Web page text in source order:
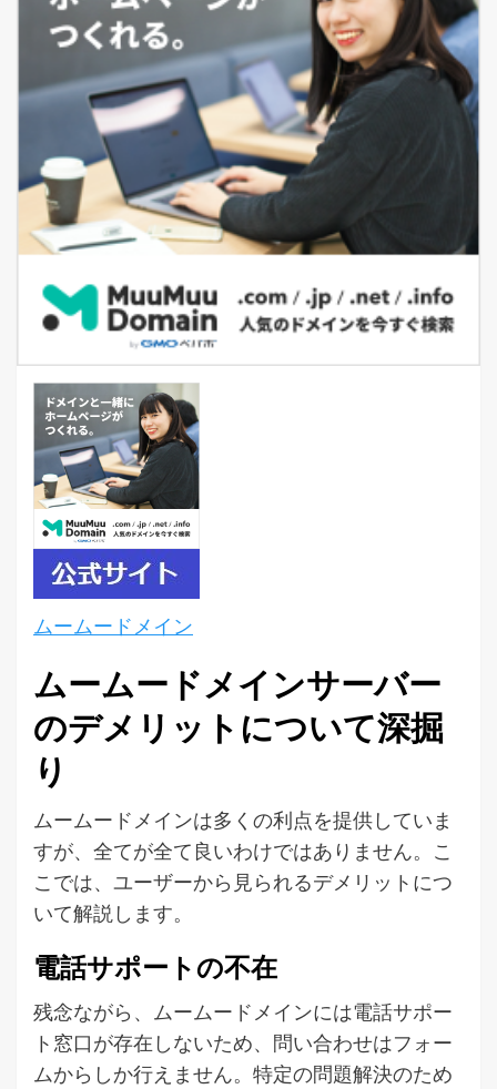
ムームードメイン
ムームードメインサーバー
のデメリットについて深掘
り
ムームードメインは多くの利点を提供していま
すが、全てが全て良いわけではありません。こ
こでは、ユーザーから見られるデメリットにつ
いて解説します。
電話サポートの不在
残念ながら、ムームードメインには電話サポー
ト窓口が存在しないため、問い合わせはフォー
ムからしか行えません。特定の問題解決のため